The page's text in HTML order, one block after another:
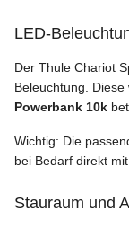
LED-
Der Thule Chariot
Beleuchtung.
Powerbank 10k
Wichtig: Die
bei Bedarf direkt
Stauraum und